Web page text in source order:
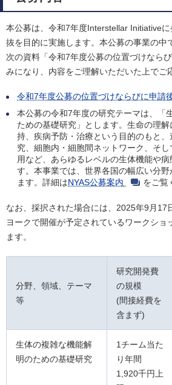
本公募は、令和7年度Interstellar Initiative
抜を目的に実施します。本公募の事業の中
次の資料「令和7年度公募の位置づけなら
みになり、内容をご理解いただいた上でご
令和7年度公募の位置づけならびに申請
本公募の令和7年度の研究テーマは、「
ための基礎研究」とします。生命の理
持、疾病予防・治療という目的のもと
究、細胞内・細胞間ネットワーク、そ
用など、あらゆるレベルの生体機能や
す。本事業では、世界各国の幅広い分
ます。詳細はNYAS公募案内 をご覧
なお、採択された場合には、2025年9月17
ヨークで開催が予定されているワークショ
ます。
分野、領域、テーマ
等
研究開発費
の規模
(間接経費を
含まず)
生体の複雑な機能解
明のための基礎研究
1チーム当た
り年間
1,920千円上